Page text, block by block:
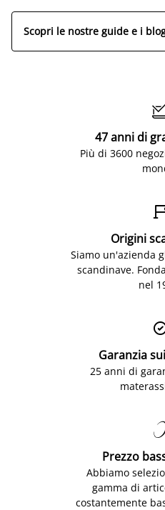
Scopri le nostre guide e i
47 anni di
Più di 3600
Origini
Siamo un'azienda
scandinave.
nel
Garanzia
25 anni di
Prezzo
Abbiamo
gamma di
costantemente